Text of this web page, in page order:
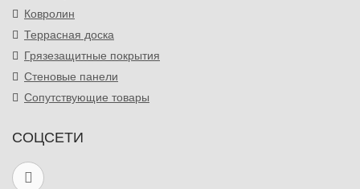
Ковролин
Террасная доска
Грязезащитные покрытия
Стеновые панели
Сопутствующие товары
СОЦСЕТИ